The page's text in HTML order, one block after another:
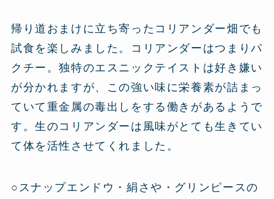
帰り道おまけに立ち寄ったコリアンダー畑でも
試食を楽しみました。コリアンダーはつまりパ
クチー。独特のエスニックテイストは好き嫌い
が分かれますが、この強い味に栄養素が詰まっ
ていて重金属の毒出しをする働きがあるようで
す。生のコリアンダーは風味がとても生きてい
て体を活性させてくれました。
○スナップエンドウ・絹さや・グリンピースの